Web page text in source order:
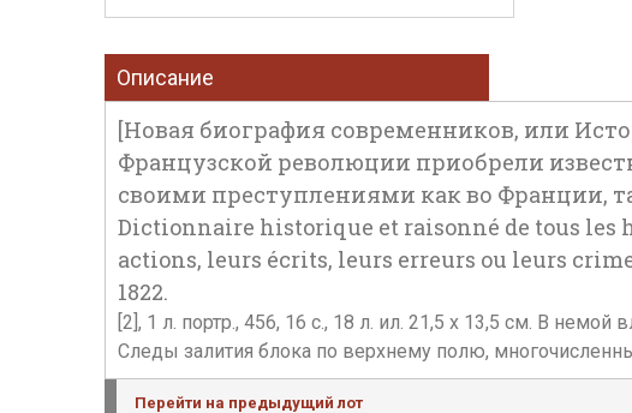
Описание
[Новая биография современников, или
Французской революции приобрели
своими преступлениями как во Франции,
Dictionnaire historique et raisonné de tous les
actions, leurs écrits, leurs erreurs ou leurs
1822.
[2], 1 л. портр., 456, 16 с., 18 л. ил. 21,5 х 13,5 см. В
Следы залития блока по верхнему полю,
Перейти на предыдущий лот